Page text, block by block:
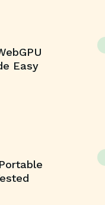
Easy